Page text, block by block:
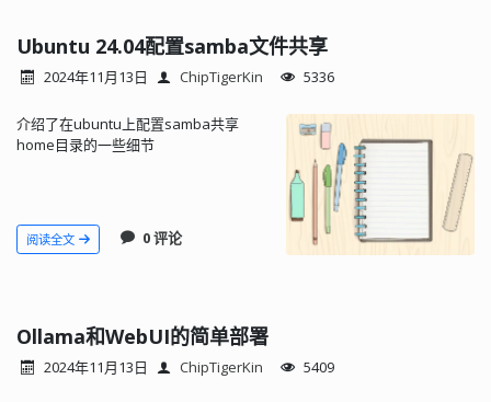
Ubuntu 24.04配置samba文件共享
2024年11月13日 ChipTigerKin 5336
介绍了在ubuntu上配置samba共享
home目录的一些细节
阅读全文 0 评论
Ollama和WebUI的简单部署
2024年11月13日 ChipTigerKin 5409